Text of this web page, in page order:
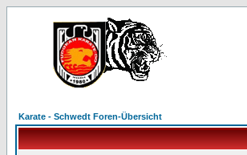
Karate - Schwedt Foren-Übersicht